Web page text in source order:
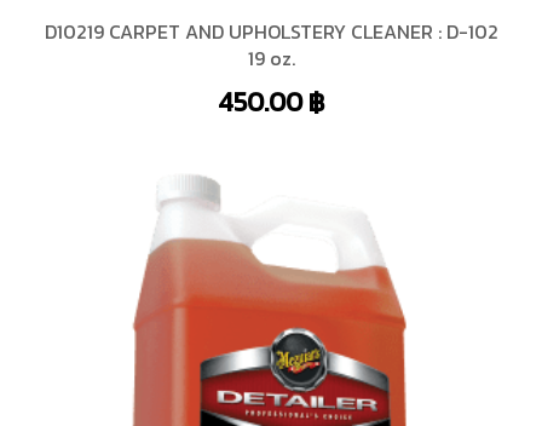
D10219 CARPET AND UPHOLSTERY CLEANER : D-102
19 oz.
450.00฿